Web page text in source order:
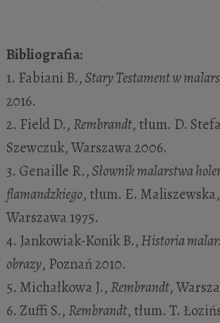
Bibliografia:
1. Fabiani B.,Stary Testament w
2016.
2. Field D., Rembrandt, tłum. D.
Szewczuk, Warszawa 2006.
3. Genaille R.,Słownik malarstwa
flamandzkiego, tłum. E.
Warszawa 1975.
4. Jankowiak-Konik B.,Historia
obrazy, Poznań 2010.
5. Michałkowa J., Rembrandt,
6. Zuffi S., Rembrandt, tłum. T.